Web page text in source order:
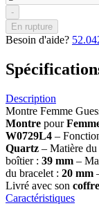
-
En rupture
Besoin d'aide?
Description
Montre Femme
Montre pour
W0729L4 –
Quartz – Matière
boîtier : 39 mm –
du bracelet : 20 mm
Livré avec son
Caractéristiques